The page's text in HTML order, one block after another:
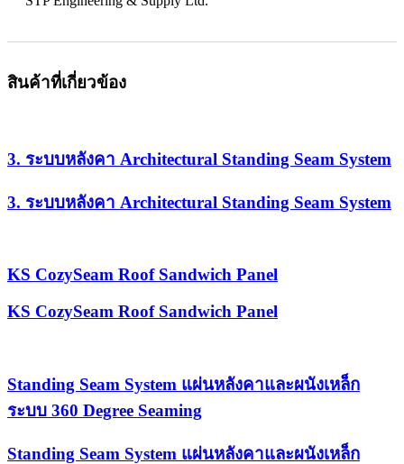
สินค้าที่เกี่ยวข้อง
3. ระบบหลังคา Architectural Standing Seam System
3. ระบบหลังคา Architectural Standing Seam System
KS CozySeam Roof Sandwich Panel
KS CozySeam Roof Sandwich Panel
Standing Seam System แผ่นหลังคาและผนังเหล็ก
ระบบ 360 Degree Seaming
Standing Seam System แผ่นหลังคาและผนังเหล็ก